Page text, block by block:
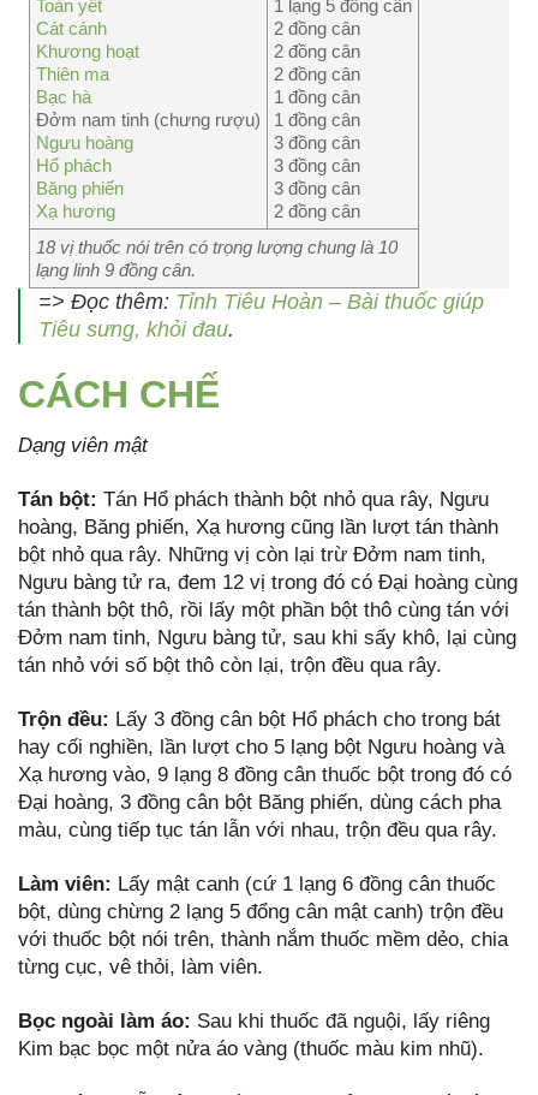
Toàn yết
Cát cánh
Khương hoạt
Thiên ma
Bạc hà
Đởm nam tinh (chưng rượu)
Ngưu hoàng
Hổ phách
Băng phiến
Xạ hương
1 lạng 5 đồng cân
2 đồng cân
2 đồng cân
2 đồng cân
1 đồng cân
1 đồng cân
3 đồng cân
3 đồng cân
3 đồng cân
2 đồng cân
18 vị thuốc nói trên có trọng lượng chung là 10
lạng linh 9 đồng cân.
=> Đọc thêm: Tỉnh Tiêu Hoàn – Bài thuốc giúp
Tiêu sưng, khỏi đau.
CÁCH CHẾ
Dạng viên mật
Tán bột: Tán Hổ phách thành bột nhỏ qua rây, Ngưu
hoàng, Băng phiến, Xạ hương cũng lần lượt tán thành
bột nhỏ qua rây. Những vị còn lại trừ Đởm nam tinh,
Ngưu bàng tử ra, đem 12 vị trong đó có Đại hoàng cùng
tán thành bột thô, rồi lấy một phần bột thô cùng tán với
Đởm nam tinh, Ngưu bàng tử, sau khi sấy khô, lại cùng
tán nhỏ với số bột thô còn lại, trộn đều qua rây.
Trộn đều: Lấy 3 đồng cân bột Hổ phách cho trong bát
hay cối nghiền, lần lượt cho 5 lạng bột Ngưu hoàng và
Xạ hương vào, 9 lạng 8 đồng cân thuốc bột trong đó có
Đại hoàng, 3 đồng cân bột Băng phiến, dùng cách pha
màu, cùng tiếp tục tán lẫn với nhau, trộn đều qua rây.
Làm viên: Lấy mật canh (cứ 1 lạng 6 đồng cân thuốc
bột, dùng chừng 2 lạng 5 đổng cân mật canh) trộn đều
với thuốc bột nói trên, thành nắm thuốc mềm dẻo, chia
từng cục, vê thỏi, làm viên.
Bọc ngoài làm áo: Sau khi thuốc đã nguội, lấy riêng
Kim bạc bọc một nửa áo vàng (thuốc màu kim nhũ).